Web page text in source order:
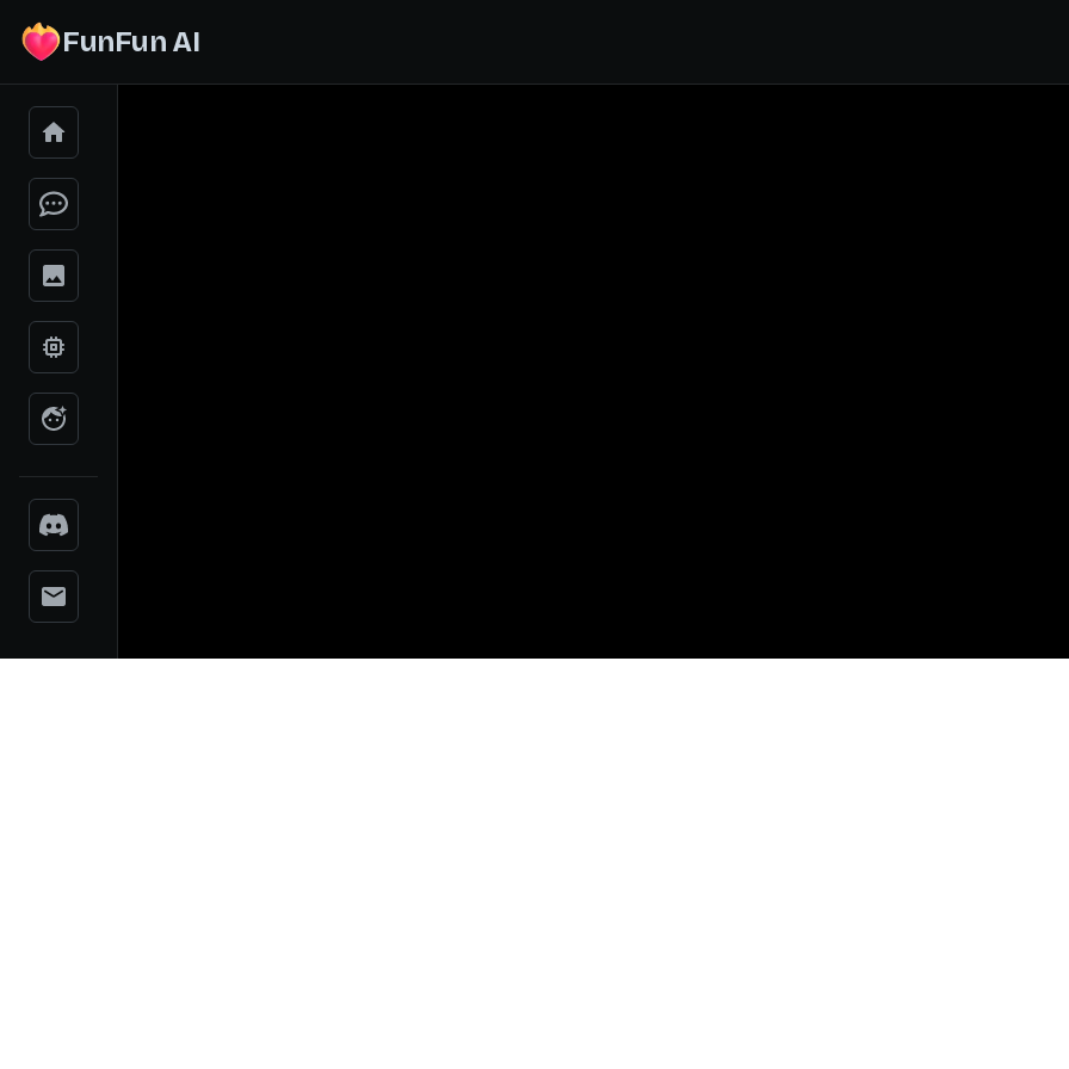
FunFun AI